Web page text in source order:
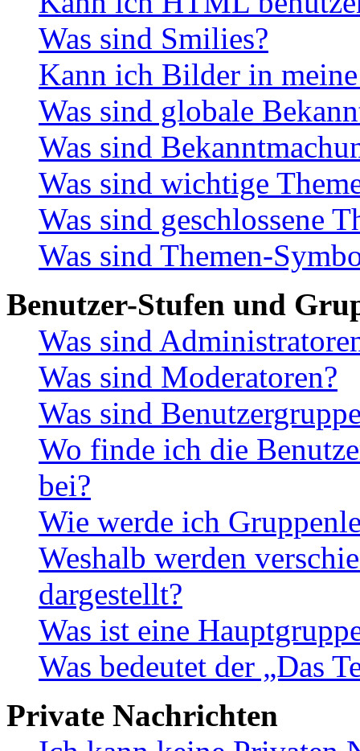
Was sind Smilies?
Kann ich Bilder in
Was sind globale
Was sind
Was sind wichtige
Was sind geschlossene
Was sind Themen-
Benutzer-Stufen und
Was sind
Was sind Moderatoren?
Was sind
Wo finde ich die
bei?
Wie werde ich
Weshalb werden
dargestellt?
Was ist eine
Was bedeutet der „Das
Private Nachrichten